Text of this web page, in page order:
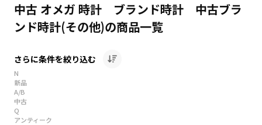
中古 オメガ 時計 ブランド時計 中古ブラ
ンド時計(その他)の商品一覧
さらに条件を絞り込む
N
新品
A/B
中古
Q
アンティーク